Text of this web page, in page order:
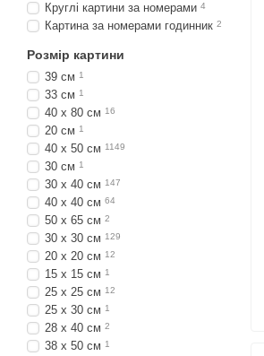
Круглі картини за номерами 4
Картина за номерами годинник 2
Розмір картини
39 см 1
33 см 1
40 х 80 см 16
20 см 1
40 х 50 см 1149
30 см 1
30 х 40 см 147
40 х 40 см 64
50 х 65 см 2
30 х 30 см 129
20 х 20 см 12
15 х 15 см 1
25 х 25 см 12
25 х 30 см 1
28 х 40 см 2
38 х 50 см 1